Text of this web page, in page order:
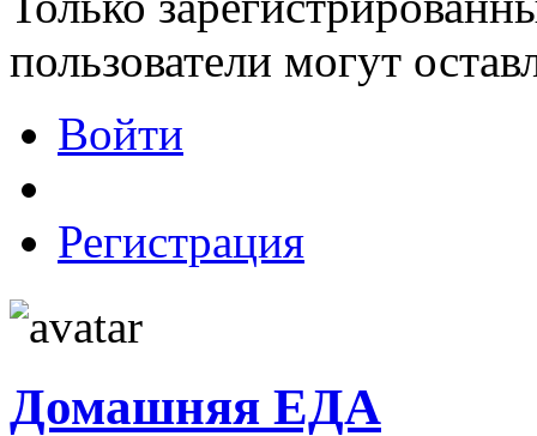
пользователи могут
Войти
Регистрация
Домашняя ЕДА